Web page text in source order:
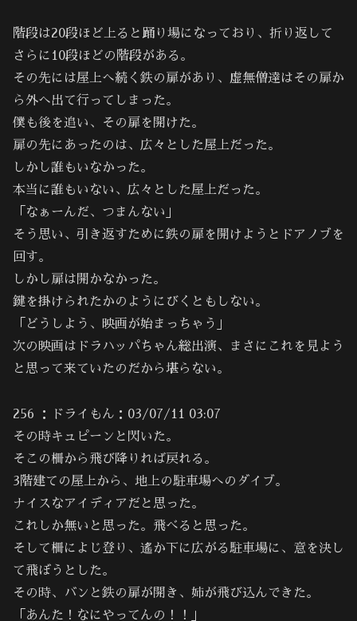
階段は20段ほど上ると踊り場になっており、折り返して
さらに10段ほどの階段がある。
その先には屋上へ続く鉄の扉があり、虚無僧達はその扉か
ら外へ出て行ってしまった。
僕も後を追い、その扉を開けた。
扉の先にあったのは、広々とした屋上だった。
しかし誰もいなかった。
本当に誰もいない、広々とした屋上だった。
「なぁーんだ、つまんない」
そう思い、引き返すために鉄の扉を開けようとドアノブを
回す。
しかし扉は開かなかった。
鍵を掛けられたかのようにびくともしない。
「どうしよう、映画が始まっちゃう」
次の映画はドラハッパちゃん総出演、まさにこれを見よう
と思って来ていたのだから堪らない。
256 ：ドライもん：03/07/11 03:07
その時キュピーンと閃いた。
そこの柵から飛び降りれば戻れる。
3階建ての屋上から、地上の駐車場へのダイブ。
ナイスなアイディアだと思った。
これしか無いと思った。飛べると思った。
そして柵によじ登り、遙か下に広がる駐車場に、意を決し
て飛ぼうとした。
その時、バンと鉄の扉が開き、姉が飛び込んできた。
「あんた！なにやってんの！！」